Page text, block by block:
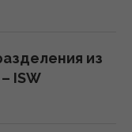
российских
из
ISW